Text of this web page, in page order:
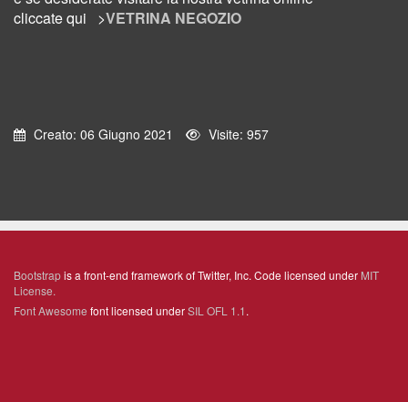
cliccatequi >VETRINA NEGOZIO
Creato: 06 Giugno 2021 Visite: 957
Bootstrapis a front-end framework of Twitter, Inc. Code licensed under MIT
License.
Font Awesome font licensed underSIL OFL 1.1.